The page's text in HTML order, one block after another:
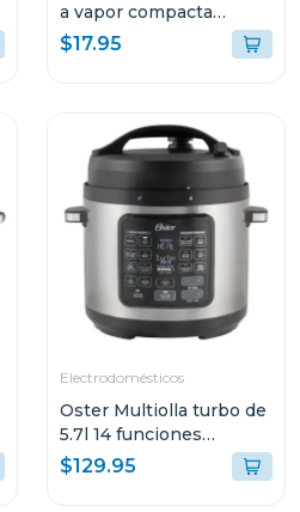
a vapor compacta
gcstbs
$17.95
Electrodomésticos
Oster Multiolla turbo de
5.7l 14 funciones
predeterminadas
ckstpcect57
$129.95